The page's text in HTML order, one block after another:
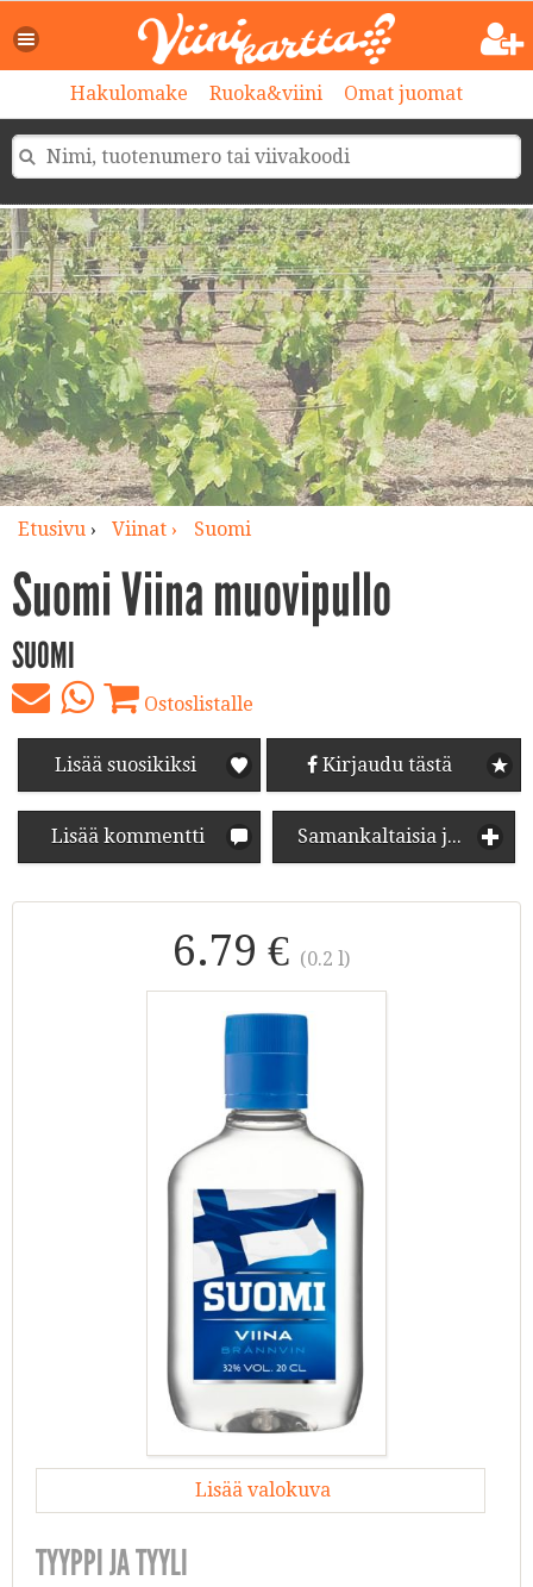
Hakulomake Ruoka&viini Omat juomat
Etusivu› Viinat › Suomi
Suomi Viina muovipullo
SUOMI
Ostoslistalle
Lisää suosikiksi Kirjaudu tästä
Lisää kommentti Samankaltaisia juomia
6.79 € (0.2 l)
Lisää valokuva
TYYPPI JA TYYLI